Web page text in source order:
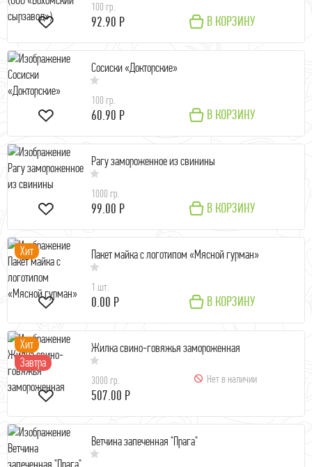
100 гр.
92.90 Р В КОРЗИНУ
Сосиски «Докторские»
100 гр.
60.90 Р В КОРЗИНУ
Рагу замороженное из свинины
1000 гр.
99.00 Р В КОРЗИНУ
Хит Пакет майка с логотипом «Мясной гурман»
1 шт.
0.00 Р В КОРЗИНУ
Хит
Завтра
Жилка свино-говяжья замороженная
3000 гр.
507.00 Р
Нет в наличии
Ветчина запеченная "Прага"